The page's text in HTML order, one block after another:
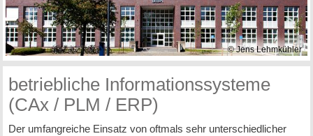
© Jens Lehmkühler
betriebliche Informationssysteme
(CAx / PLM / ERP)
Der umfangreiche Einsatz von oftmals sehr unterschiedlicher